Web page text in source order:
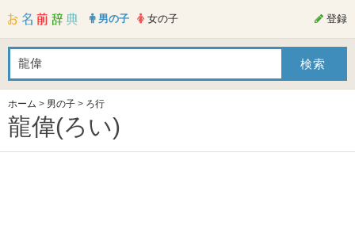
男の子 女の子 登録
ホーム > 男の子 > ろ行
龍偉(ろい)